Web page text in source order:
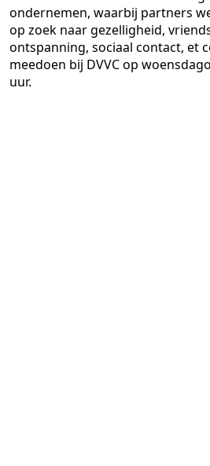
ondernemen, waarbij partners
op zoek naar gezelligheid,
ontspanning, sociaal contact, et
meedoen bij DVVC op
uur.